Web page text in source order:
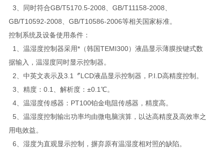
3、同时符合GB/T5170.5-2008、GB/T11158-2008、
GB/T10592-2008、GB/T10586-2006等相关国家标准。
控制系统及设备使用条件：
1、温湿度控制器采用*（韩国TEMI300）液晶显示薄膜按键式数
据输入，温湿度同时显示控制器。
2、中英文表示及3.1〞LCD液晶显示控制器，P.I.D高精度控制。
3、精度：0.1、解析度：±0.1℃。
4、温湿度传感器：PT100铂金电阻传感器，精度高。
5、温湿度控制输出功率均由微电脑演算，以达高精度及高效率之
用电效益。
6、湿度为直观显示控制，摒弃原有温湿度相对照的缺陷。